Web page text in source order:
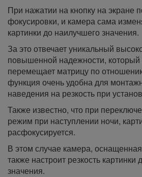
При нажатии на кнопку на экране
фокусировки, и камера сама
картинки до наилучшего значения.
За это отвечает уникальный
повышенной надежности, который
перемещает матрицу по
функция очень удобна для
наведения на резкость при
Также известно, что при
режим при наступлении ночи,
расфокусируется.
В этом случае камера,
также настроит резкость картинки
значения.